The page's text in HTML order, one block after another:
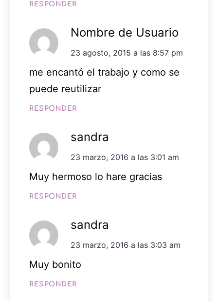
RESPONDER
Nombre de Usuario
23 agosto, 2015 a las 8:57 pm
me encantó el trabajo y como se
puede reutilizar
RESPONDER
sandra
23 marzo, 2016 a las 3:01 am
Muy hermoso lo hare gracias
RESPONDER
sandra
23 marzo, 2016 a las 3:03 am
Muy bonito
RESPONDER